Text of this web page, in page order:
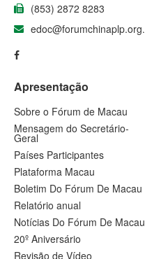
(853) 2872 8283
Apresentação
Sobre o Fórum de Macau
Mensagem do Secretário-
Geral
Países Participantes
Plataforma Macau
Boletim Do Fórum De Macau
Relatório anual
Notícias Do Fórum De Macau
20º Aniversário
Revisão de Vídeo